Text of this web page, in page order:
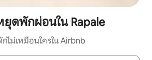
ดพักผ่อนใน Rapale
ม่เหมือนใครใน Airbnb